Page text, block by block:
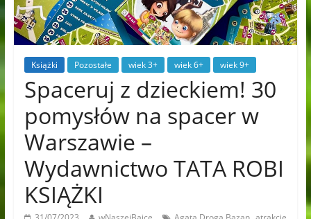
Książki Pozostałe wiek 3+ wiek 6+ wiek 9+
Spaceruj z dzieckiem! 30
pomysłów na spacer w
Warszawie –
Wydawnictwo TATA ROBI
KSIĄŻKI